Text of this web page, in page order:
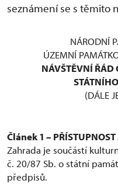
seznámení se s těmito
NÁRODNÍ
ÚZEMNÍ
NÁVŠTĚVNÍ ŘÁD
(DÁLE
Článek 1 –
Zahrada je součástí
č. 20/87 Sb. o státní
předpisů.